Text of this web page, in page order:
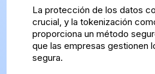
La protección de los datos
crucial, y la tokenización
proporciona un método
que las empresas gestionen
segura.